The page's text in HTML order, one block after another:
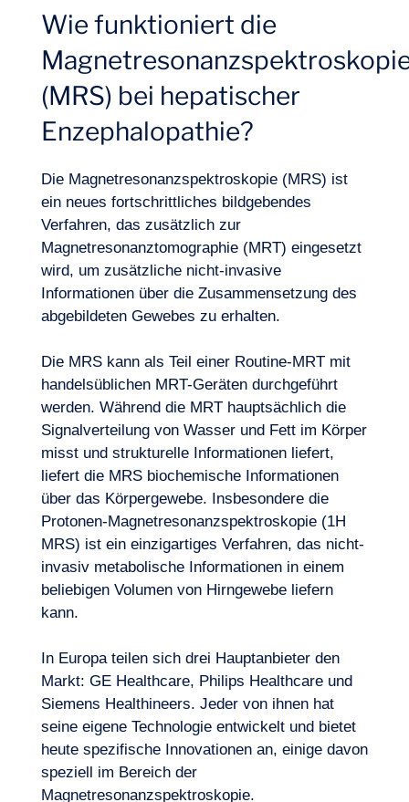
Kontakt
DE
Wie funktioniert die
(MRS) bei hepatischer
Enzephalopathie?
Die Magnetresonanzspektroskopie (MRS) ist
ein neues fortschrittliches bildgebendes
Verfahren, das zusätzlich zur
Magnetresonanztomographie (MRT) eingesetzt
wird, um zusätzliche nicht-invasive
Informationen über die Zusammensetzung des
abgebildeten Gewebes zu erhalten.
Die MRS kann als Teil einer Routine-MRT mit
handelsüblichen MRT-Gerätendurchgeführt
werden. Während die MRT hauptsächlich die
Signalverteilung von Wasser und Fett im Körper
misst und strukturelle Informationen liefert,
liefert die MRS biochemische Informationen
über das Körpergewebe. Insbesondere die
Protonen-Magnetresonanzspektroskopie (1H
MRS) ist ein einzigartiges Verfahren, das nicht-
invasiv metabolische Informationen in einem
beliebigen Volumen von Hirngewebe liefern
kann.
In Europa teilen sich drei Hauptanbieter den
Markt: GE Healthcare, Philips Healthcare und
Siemens Healthineers. Jeder von ihnen hat
seine eigene Technologie entwickelt und bietet
heute spezifische Innovationen an, einige davon
speziell im Bereich der
Magnetresonanzspektroskopie.